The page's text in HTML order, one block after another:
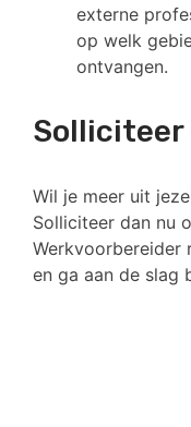
externe
op welk
ontvangen.
Solliciteer
Wil je meer uit
Solliciteer dan nu
Werkvoorbereider
en ga aan de slag